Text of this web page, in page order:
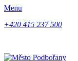
Menu
+420 415 237 500